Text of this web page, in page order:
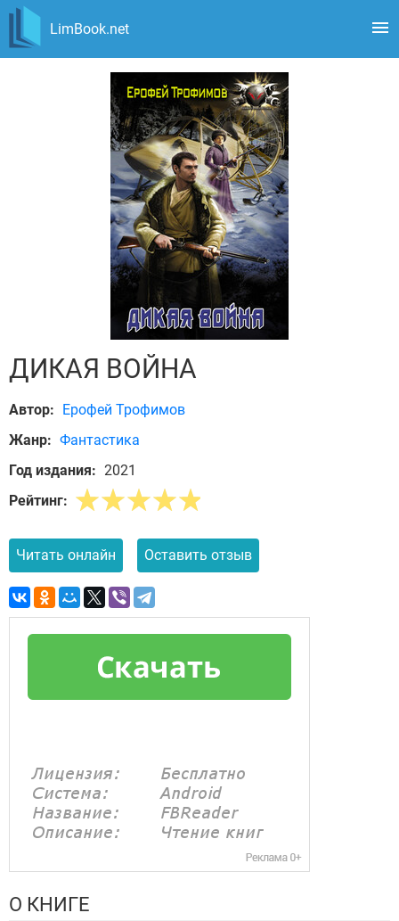
LimBook.net
ДИКАЯ ВОЙНА
Автор: Ерофей Трофимов
Жанр: Фантастика
Год издания: 2021
Рейтинг:
Читать онлайн Оставить отзыв
О КНИГЕ